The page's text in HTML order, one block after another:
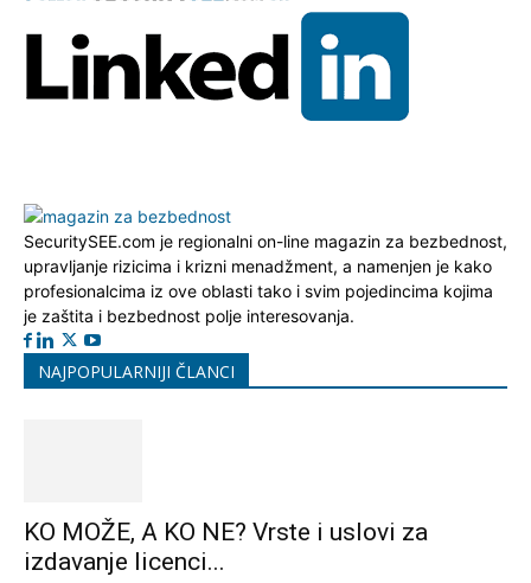
SecuritySEE.com je regionalni on-line magazin za bezbednost,
upravljanje rizicima i krizni menadžment, a namenjen je kako
profesionalcima iz ove oblasti tako i svim pojedincima kojima
je zaštita i bezbednost polje interesovanja.
NAJPOPULARNIJI ČLANCI
KO MOŽE, A KO NE? Vrste i uslovi za
izdavanje licenci...